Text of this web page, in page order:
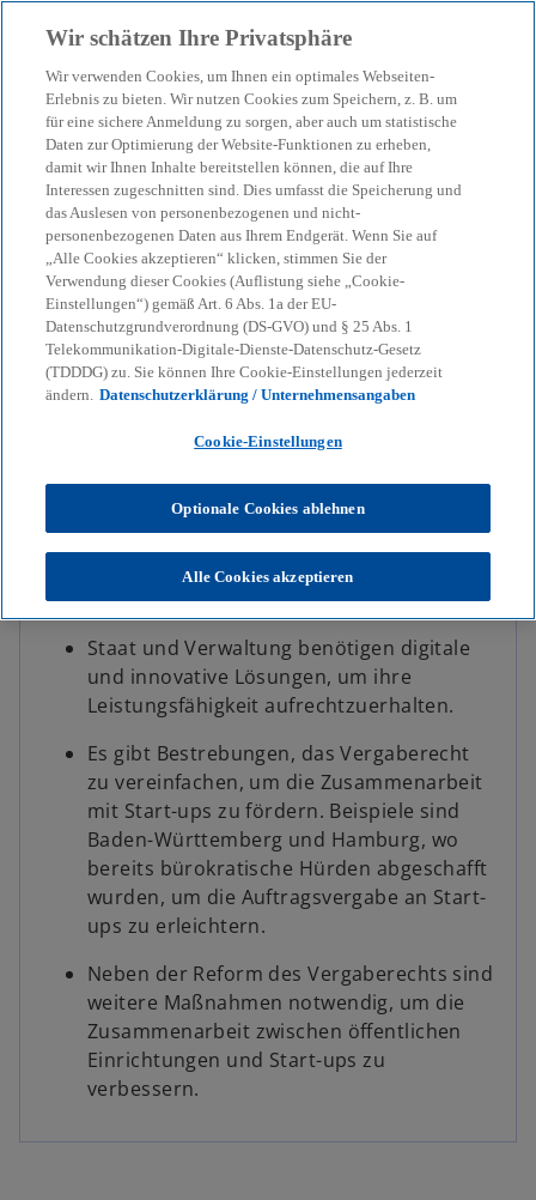
menu search
Der Staat als Kunde von
Start-ups – so gelingt die
Auftragsvergabe
12-12-2024
Share
w
i
r
n
e
u
R
g
i
s
t
e
r
k
t
e
g
ö
f
e
w
i
r
n
e
n
r
e
u
e
n
R
g
i
s
t
e
r
k
t
g
ö
f
n
e
w
i
r
n
e
n
r
e
u
n
R
g
i
s
t
e
r
k
t
g
ö
f
n
e
t
KPMG Themen
KI & Digitale Transformation
Der Staat als Kunde von Start-ups – so gelingt die Auftragsvergabe
Key Facts
Staat und Verwaltung benötigen digitale
und innovative Lösungen, um ihre
Leistungsfähigkeit aufrechtzuerhalten.
Es gibt Bestrebungen, das Vergaberecht
zu vereinfachen, um die Zusammenarbeit
mit Start-ups zu fördern. Beispiele sind
Baden-Württemberg und Hamburg, wo
bereits bürokratische Hürden abgeschafft
wurden, um die Auftragsvergabe an Start-
ups zu erleichtern.
Neben der Reform des Vergaberechts sind
weitere Maßnahmen notwendig, um die
Zusammenarbeit zwischen öffentlichen
Einrichtungen und Start-ups zu
verbessern.
Wir schätzen Ihre Privatsphäre
Wir verwenden Cookies, um Ihnen ein optimales Webseiten-
Erlebnis zu bieten. Wir nutzen Cookies zum Speichern, z. B. um
für eine sichere Anmeldung zu sorgen, aber auch um statistische
Daten zur Optimierung der Website-Funktionen zu erheben,
damit wir Ihnen Inhalte bereitstellen können, die auf Ihre
Interessen zugeschnitten sind. Dies umfasst die Speicherung und
das Auslesen von personenbezogenen und nicht-
personenbezogenen Daten aus Ihrem Endgerät. Wenn Sie auf
„Alle Cookies akzeptieren“ klicken, stimmen Sie der
Verwendung dieser Cookies (Auflistung siehe „Cookie-
Einstellungen“) gemäß Art. 6 Abs. 1a der EU-
Datenschutzgrundverordnung (DS-GVO) und § 25 Abs. 1
Telekommunikation-Digitale-Dienste-Datenschutz-Gesetz
(TDDDG) zu. Sie können Ihre Cookie-Einstellungen jederzeit
ändern. Datenschutzerklärung / Unternehmensangaben
Cookie-Einstellungen
Optionale Cookies ablehnen
Alle Cookies akzeptieren